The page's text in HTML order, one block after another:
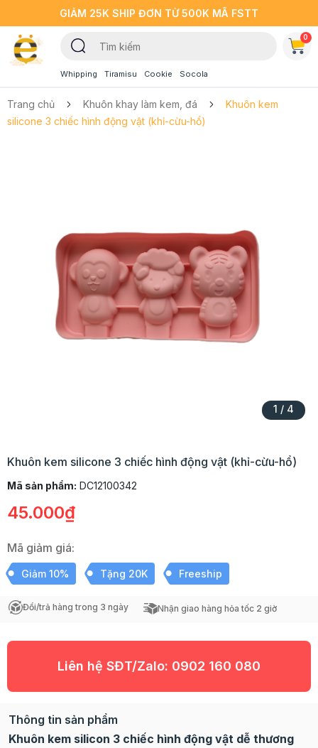
GIẢM 25K SHIP ĐƠN TỪ 500K MÃ FSTT
Whipping Tiramisu Cookie Socola
0
Trang chủ Khuôn khay làm kem, đá
Khuôn kem
silicone 3 chiếc hình động vật (khỉ-cừu-hổ)
1 / 4
Khuôn kem silicone 3 chiếc hình động vật (khỉ-cừu-hổ)
Mã sản phẩm: DC12100342
45.000₫
Mã giảm giá:
Giảm 10% Tặng 20K Freeship
Đổi/trả hàng trong 3 ngày Nhận giao hàng hỏa tốc 2 giờ
Liên hệ SĐT/Zalo: 0902 160 080
Thông tin sản phẩm
Khuôn kem silicon 3 chiếc hình động vật dễ thương